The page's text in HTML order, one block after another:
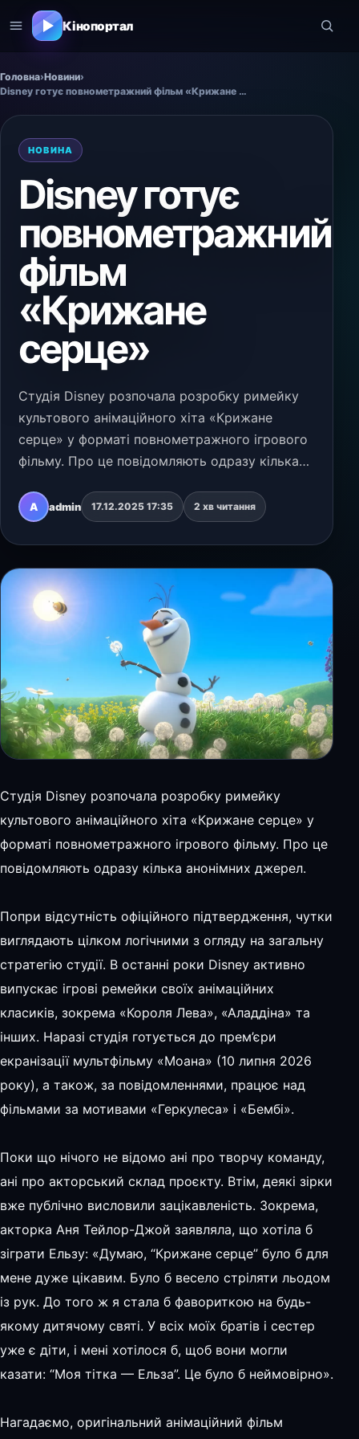
Кінопортал
Головна›Новини›
Disney готує повнометражний фільм «Крижане серце»
НОВИНА
Disney готує
повнометражний
фільм
«Крижане
серце»
Студія Disney розпочала розробку римейку
культового анімаційного хіта «Крижане
серце» у форматі повнометражного ігрового
фільму. Про це повідомляють одразу кілька
офіційного підтвердження, чутки виглядають
цілком логічними з…
A admin 17.12.2025 17:35 2 хв читання
Студія Disney розпочала розробку римейку
культового анімаційного хіта «Крижане серце» у
форматі повнометражного ігрового фільму. Про це
повідомляють одразу кілька анонімних джерел.
Попри відсутність офіційного підтвердження, чутки
виглядають цілком логічними з огляду на загальну
стратегію студії. В останні роки Disney активно
випускає ігрові ремейки своїх анімаційних
класиків, зокрема «Короля Лева», «Аладдіна» та
інших. Наразі студія готується до прем’єри
екранізації мультфільму «Моана» (10 липня 2026
року), а також, за повідомленнями, працює над
фільмами за мотивами «Геркулеса» і «Бембі».
Поки що нічого не відомо ані про творчу команду,
ані про акторський склад проєкту. Втім, деякі зірки
вже публічно висловили зацікавленість. Зокрема,
акторка Аня Тейлор-Джой заявляла, що хотіла б
зіграти Ельзу: «Думаю, “Крижане серце” було б для
мене дуже цікавим. Було б весело стріляти льодом
із рук. До того ж я стала б фавориткою на будь-
якому дитячому святі. У всіх моїх братів і сестер
уже є діти, і мені хотілося б, щоб вони могли
казати: “Моя тітка — Ельза”. Це було б неймовірно».
Нагадаємо, оригінальний анімаційний фільм